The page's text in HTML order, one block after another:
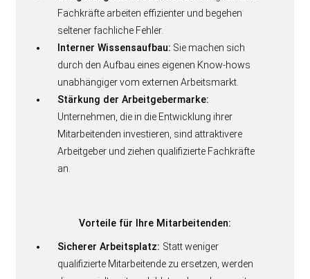
Fachkräfte arbeiten effizienter und begehen
seltener fachliche Fehler.
Interner Wissensaufbau: Sie machen sich
durch den Aufbau eines eigenen Know-hows
unabhängiger vom externen Arbeitsmarkt.
Stärkung der Arbeitgebermarke:
Unternehmen, die in die Entwicklung ihrer
Mitarbeitenden investieren, sind attraktivere
Arbeitgeber und ziehen qualifizierte Fachkräfte
an.
Vorteile für Ihre Mitarbeitenden:
Sicherer Arbeitsplatz: Statt weniger
qualifizierte Mitarbeitende zu ersetzen, werden